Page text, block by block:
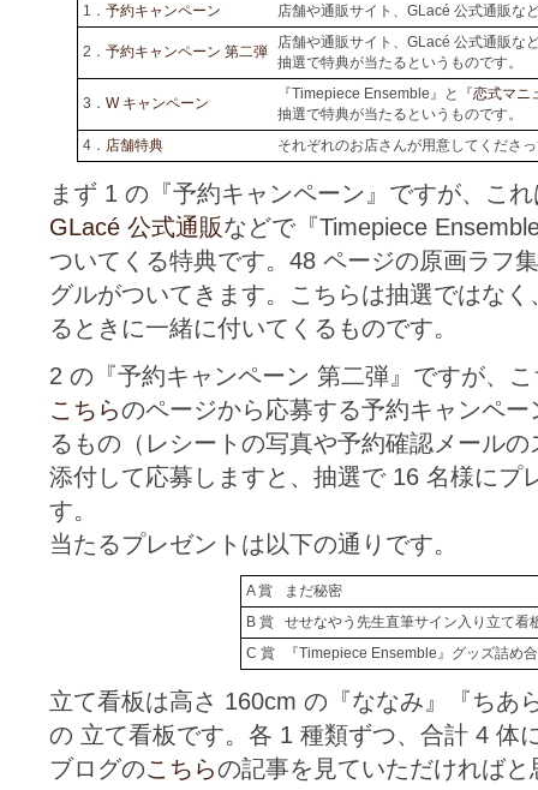
1． 予約キャンペーン 店舗や通販サイト、GLacé 公式通販な
2． 予約キャンペーン 第二弾
店舗や通販サイト、GLacé 公式通販な
抽選で特典が当たるというものです。
3． W キャンペーン
『Timepiece Ensemble』と『恋式マニ
抽選で特典が当たるというものです。
4． 店舗特典 それぞれのお店さんが用意してくださ
まず 1 の『予約キャンペーン』ですが、こ
GLacé 公式通販などで『Timepiece
ついてくる特典です。48 ページの原画ラフ
グルがついてきます。こちらは抽選ではな
るときに一緒に付いてくるものです。
2 の『予約キャンペーン 第二弾』ですが、
こちらのページから応募する予約キャンペ
るもの（レシートの写真や予約確認メール
添付して応募しますと、抽選で 16 名様にプ
す。
当たるプレゼントは以下の通りです。
A 賞
まだ秘密
B 賞
せせなやう先生直筆サイン入り立て看
C 賞
『Timepiece Ensemble』グッズ詰め
立て看板は高さ 160cm の『ななみ』『ちあ
の 立て看板です。各 1 種類ずつ、合計 4 体
ブログのこちらの記事を見ていただければと